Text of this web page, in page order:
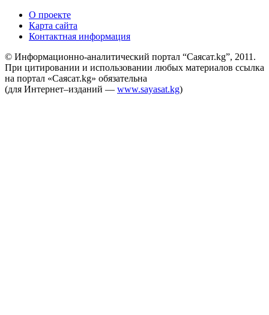
О проекте
Карта сайта
Контактная информация
© Информационно-аналитический портал “Саясат.kg”, 2011.
При цитировании и использовании любых материалов ссылка
на портал «Саясат.kg» обязательна
(для Интернет–изданий — www.sayasat.kg)